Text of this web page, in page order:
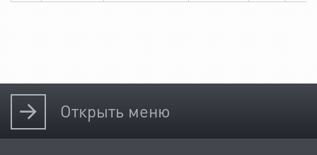
Открыть меню